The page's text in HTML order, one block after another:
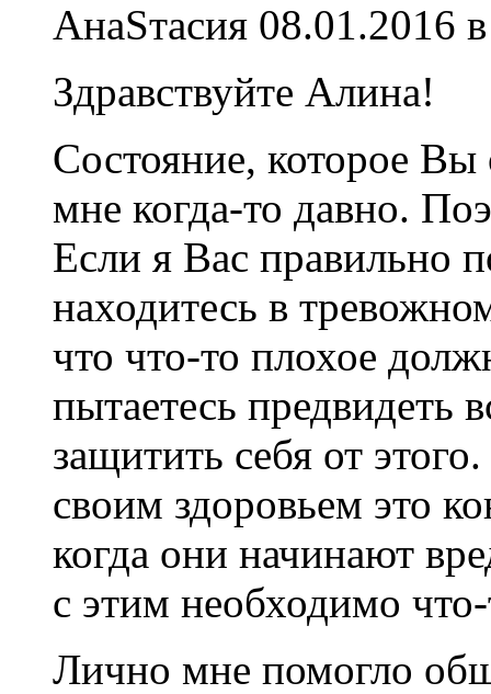
АнаSтасия 08.01.2016
Здравствуйте Алина!
Состояние, которое
мне когда-то давно.
Если я Вас правильно
находитесь в
что что-то плохое
пытаетесь предвидеть
защитить себя от
своим здоровьем это
когда они начинают
с этим необходимо что-
Лично мне помогло